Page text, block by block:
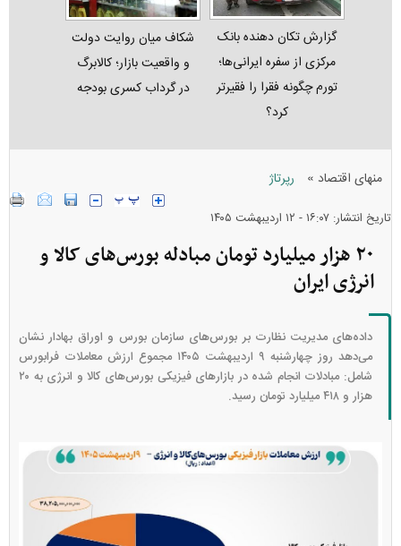
گزارش تکان‌ دهنده بانک
مرکزی از سفره ایرانی‌ها؛
تورم چگونه فقرا را فقیرتر
کرد؟
شکاف میان روایت دولت
و واقعیت بازار؛ کالابرگ
در گرداب کسری بودجه
منهای اقتصاد » رپرتاژ
تاریخ انتشار: ۱۶:۰۷ - ۱۲ ارديبهشت ۱۴۰۵
۲۰ هزار میلیارد تومان مبادله بورس‌های کالا و
انرژی ایران
داده‌های مدیریت نظارت بر بورس‌های سازمان بورس و اوراق بهادار نشان
می‌دهد روز چهارشنبه ۹ اردیبهشت ۱۴۰۵ مجموع ارزش معاملات فرابورس
شامل: مبادلات انجام شده در بازار‌های فیزیکی بورس‌های کالا و انرژی به ۲۰
هزار و ۴۱۸ میلیارد تومان رسید.